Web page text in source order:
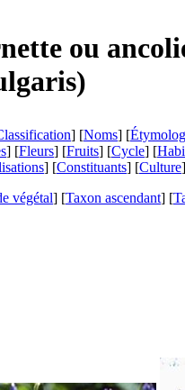
ou
)
] [Noms] [
] [Fleurs] [Fruits] [Cycle] [
] [Constituants] [Culture
végétal] [Taxon ascendant] [